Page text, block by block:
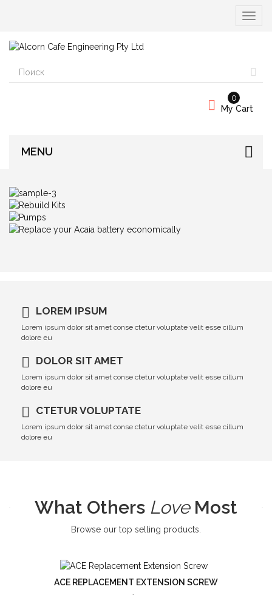
Вкл/
My Cart
0
MENU
LOREM IPSUM
Lorem ipsum dolor sit amet conse ctetur voluptate velit esse cillum
dolore eu
DOLOR SIT AMET
Lorem ipsum dolor sit amet conse ctetur voluptate velit esse cillum
dolore eu
CTETUR VOLUPTATE
Lorem ipsum dolor sit amet conse ctetur voluptate velit esse cillum
dolore eu
What Others LoveMost
Browse our top selling products.
ACE REPLACEMENT EXTENSION SCREW